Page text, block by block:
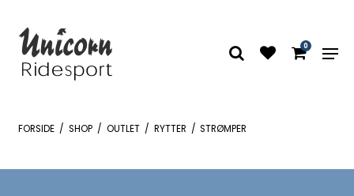
0
FORSIDE / SHOP / OUTLET / RYTTER / STRØMPER